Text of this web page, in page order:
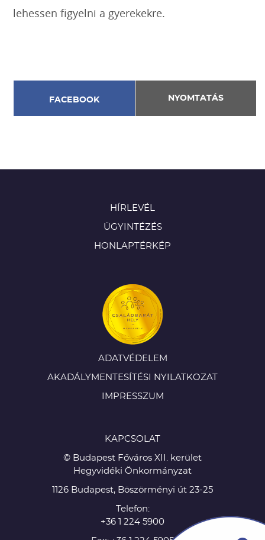
lehessen figyelni a gyerekekre.
FACEBOOK NYOMTATÁS
HÍRLEVÉL
ÜGYINTÉZÉS
HONLAPTÉRKÉP
ADATVÉDELEM
AKADÁLYMENTESÍTÉSI NYILATKOZAT
IMPRESSZUM
KAPCSOLAT
© Budapest Főváros XII. kerület
Hegyvidéki Önkormányzat
1126 Budapest, Böszörményi út 23-25
Telefon:
+36 1 224 5900